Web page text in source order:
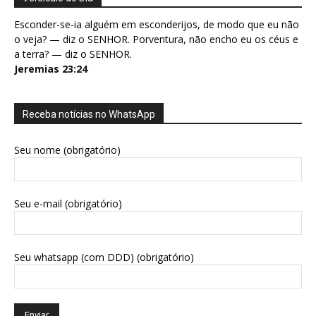
Esconder-se-ia alguém em esconderijos, de modo que eu não
o veja? — diz o SENHOR. Porventura, não encho eu os céus e
a terra? — diz o SENHOR.
Jeremias 23:24
Receba notícias no WhatsApp
Seu nome (obrigatório)
Seu e-mail (obrigatório)
Seu whatsapp (com DDD) (obrigatório)